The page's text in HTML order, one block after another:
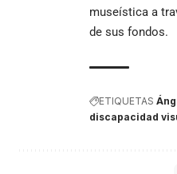
museística a
de sus fondos.
ETIQUETAS
discapacidad